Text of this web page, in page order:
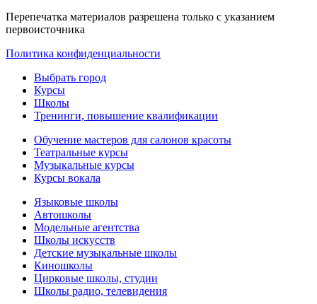
Перепечатка материалов разрешена только с указанием
первоисточника
Политика конфиденциальности
Выбрать город
Курсы
Школы
Тренинги, повышение квалификации
Обучение мастеров для салонов красоты
Театральные курсы
Музыкальные курсы
Курсы вокала
Языковые школы
Автошколы
Модельные агентства
Школы искусств
Детские музыкальные школы
Киношколы
Цирковые школы, студии
Школы радио, телевидения